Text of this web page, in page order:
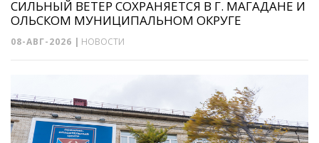
СИЛЬНЫЙ ВЕТЕР СОХРАНЯЕТСЯ В Г. МАГАДАНЕ И
ОЛЬСКОМ МУНИЦИПАЛЬНОМ ОКРУГЕ
08-АВГ-2026 | НОВОСТИ